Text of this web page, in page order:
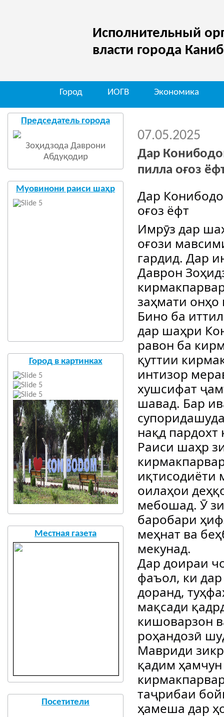
Исполнительный
власти города
Город ИОГВ Экономика
Председатель города
Зоҳидзода Даврони
Абдуқодир
Муовинони раиси шаҳр
Город в картинках
Местная газета
Посетители
07.05.2025
Дар
пилла оғоз
Дар
оғоз ёфт
Имрӯз дар
оғози
гардид. Дар
Даврон
заҳмати онҳо
Бино ба
дар шаҳри
равон ба
қуттии
интизор
хушсифат
шавад. Бар
нақд
Раиси шаҳр
иқтисодиёти
оилаҳои
мебошад. Ӯ
баробари
меҳнат ва
мекунад.
Дар доираи
фаъол, ки
доранд,
мақсади
кишоварзон
роҳандозӣ
Мавриди
қадим
таҷрибаи
ҳамеша дар